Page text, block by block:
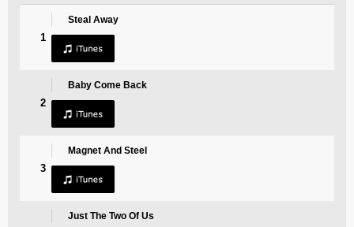
1
Steal Away
2
Baby Come Back
3
Magnet And Steel
Just The Two Of Us